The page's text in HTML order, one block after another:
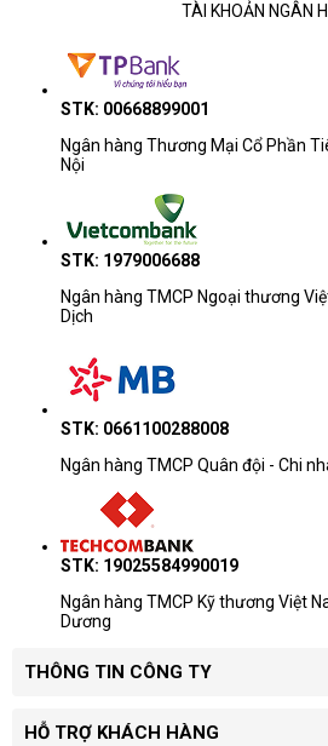
TÀI KHOẢN NGÂN
STK: 00668899001
Ngân hàng Thương Mại Cổ Phần
Nội
STK: 1979006688
Ngân hàng TMCP Ngoại thương
Dịch
STK: 0661100288008
Ngân hàng TMCP Quân đội - Chi
STK: 19025584990019
Ngân hàng TMCP Kỹ thương Việt
Dương
THÔNG TIN CÔNG TY
HỖ TRỢ KHÁCH HÀNG